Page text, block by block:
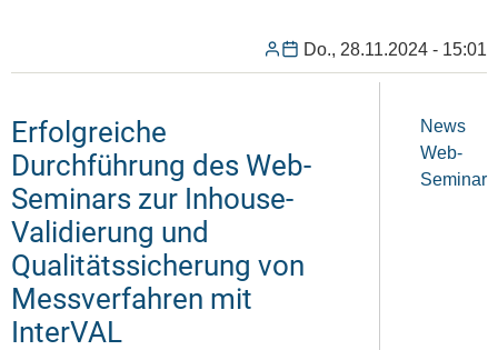
Do., 28.11.2024 - 15:01
Erfolgreiche
Durchführung des Web-
Seminars zur Inhouse-
Validierung und
Qualitätssicherung von
Messverfahren mit
InterVAL
News
Web-
Seminar